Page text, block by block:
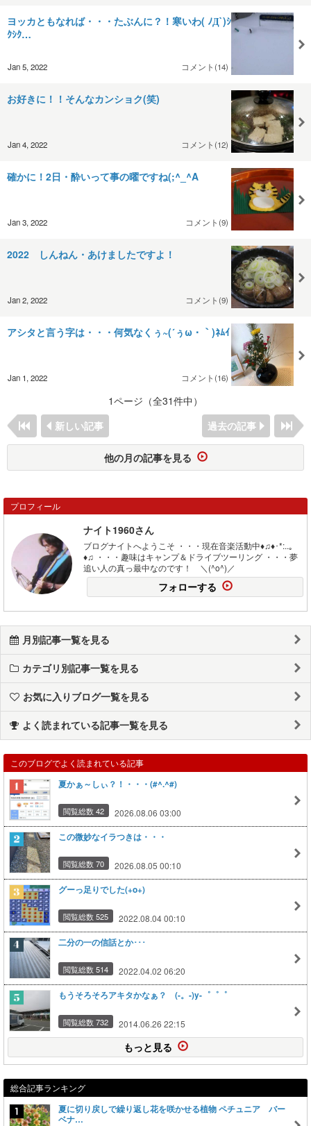
ヨッカともなれば・・・たぶんに？！寒いわ( ﾉД`)ｼ
ｸｼｸ…
Jan 5, 2022 コメント(14)
お好きに！！そんなカンショク(笑)
Jan 4, 2022 コメント(12)
確かに！2日・酔いって事の曜ですね(;^_^A
Jan 3, 2022 コメント(9)
2022 しんねん・あけましたですよ！
Jan 2, 2022 コメント(9)
アシタと言う字は・・・何気なくぅ~(´ぅω・｀)ﾈﾑｲ
Jan 1, 2022 コメント(16)
1ページ（全31件中）
新しい記事
過去の記事
他の月の記事を見る
プロフィール
ナイト1960さん
ブログナイトへようこそ ・・・現在音楽活動中♦♫♦･*:..｡
♦♫ ・・・趣味はキャンプ＆ドライブツーリング ・・・夢
追い人の真っ最中なのです！ ＼(^o^)／
フォローする
月別記事一覧を見る
カテゴリ別記事一覧を見る
お気に入りブログ一覧を見る
よく読まれている記事一覧を見る
このブログでよく読まれている記事
夏かぁ～しぃ？！・・・(#^.^#)
閲覧総数 42 2026.08.06 03:00
この微妙なイラつきは・・・
閲覧総数 70 2026.08.05 00:10
グーっ足りでした(+o+)
閲覧総数 525 2022.08.04 00:10
二分の一の信話とか･･･
閲覧総数 514 2022.04.02 06:20
もうそろそろアキタかなぁ？ (-。-)y-゜゜゜
閲覧総数 732 2014.06.26 22:15
もっと見る
総合記事ランキング
夏に切り戻しで繰り返し花を咲かせる植物 ペチュニア バー
ベナ…